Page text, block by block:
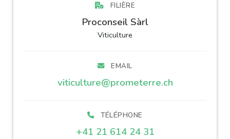
FILIÈRE
Proconseil Sàrl
Viticulture
EMAIL
viticulture@prometerre.ch
TÉLÉPHONE
+41 21 614 24 31